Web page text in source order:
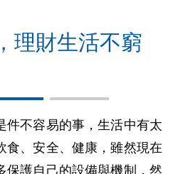
理財生活不窮
件不容易的事，生活中有太
食、安全、健康，雖然現在
保護自己的設備與機制，然